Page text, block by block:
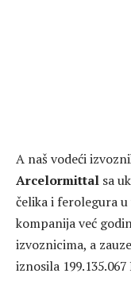
A naš vodeći
Arcelormittal sa
čelika i ferolegura u
kompanija već
izvoznicima, a
iznosila 199.135.067